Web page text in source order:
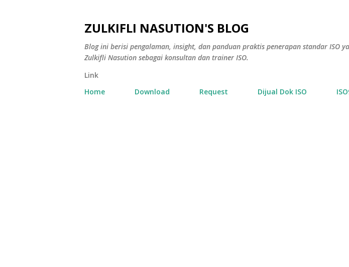
ZULKIFLI NASUTION'S BLOG
Blog ini berisi pengalaman, insight, dan panduan praktis penerapan standar ISO
Zulkifli Nasution sebagai konsultan dan trainer ISO.
Link
Home
Download Request Dijual Dok ISO